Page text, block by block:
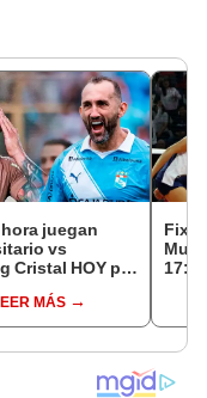
juegan
vs
Cristal HOY por
MÁS
17: